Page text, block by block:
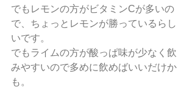
でもレモンの方がビタミンCが多いの
で、ちょっとレモンが勝っているらし
いです。
でもライムの方が酸っぱ味が少なく飲
みやすいので多めに飲めばいいだけか
も。